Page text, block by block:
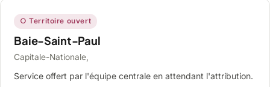
○ Territoire ouvert
Baie-Saint-Paul
Capitale-Nationale,
Service offert par l'équipe centrale en attendant l'attribution.